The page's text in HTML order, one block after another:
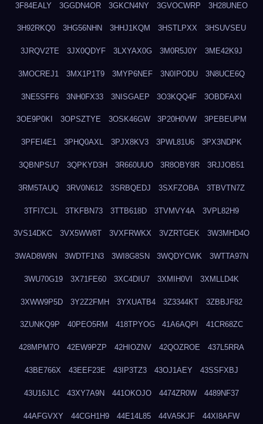
3F84EALY 3GGDN4OR 3GKCN4NY 3GVOCWRP 3H28UNEO
3H92RKQ0 3HG56NHN 3HHJ1KQM 3HSTLPXX 3HSUVSEU
3JRQV2TE 3JX0QDYF 3LXYAX0G 3M0R5J0Y 3ME42K9J
3MOCREJ1 3MX1P1T9 3MYP6NEF 3N0IPODU 3N8UCE6Q
3NE5SFF6 3NH0FX33 3NISGAEP 3O3KQQ4F 3OBDFAXI
3OE9P0KI 3OPSZTYE 3OSK46GW 3P20H0VW 3PEBEUPM
3PFEI4E1 3PHQ0AXL 3PJX8KV3 3PWL81U6 3PX3NDPK
3QBNPSU7 3QPKYD3H 3R660UUO 3R8OBY8R 3RJJOB51
3RM5TAUQ 3RV0N612 3SRBQEDJ 3SXFZOBA 3TBVTN7Z
3TFI7CJL 3TKFBN73 3TTB618D 3TVMVY4A 3VPL82H9
3VS14DKC 3VX5WW8T 3VXFRWKX 3VZRTGEK 3W3MHD4O
3WAD8W9N 3WDTF1N3 3WI8G8SN 3WQDYCWK 3WTTA97N
3WU70G19 3X71FE60 3XC4DIU7 3XMIH0VI 3XMLLD4K
3XWW9P5D 3Y2Z2FMH 3YXUATB4 3Z3344KT 3ZBBJF82
3ZUNKQ9P 40PEO5RM 418TPYOG 41A6AQPI 41CR68ZC
428MPM7O 42EW9PZP 42HIOZNV 42QOZROE 437L5RRA
43BE766X 43EEF23E 43IP3TZ3 43OJ1AEY 43SSFXBJ
43U16JLC 43XY7A9N 441OKOJO 4474ZR0W 4489NF37
44AFGVXY 44CGH1H9 44E14L85 44VA5KJF 44XI8AFW